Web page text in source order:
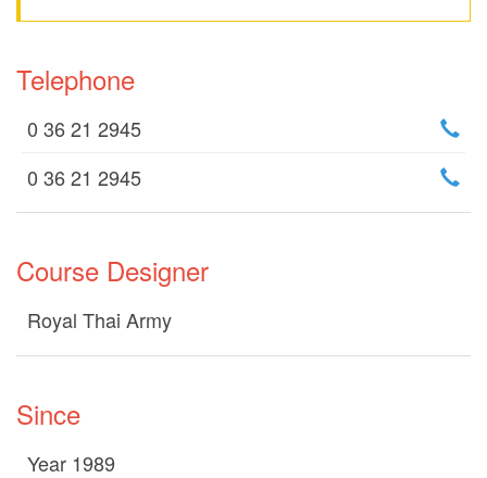
Telephone
0 36 21 2945
0 36 21 2945
Course Designer
Royal Thai Army
Since
Year 1989